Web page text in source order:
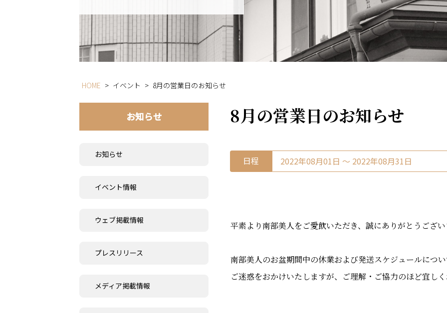
HOME > イベント > 8月の営業日のお知らせ
お知らせ
お知らせ
イベント情報
ウェブ掲載情報
プレスリリース
メディア掲載情報
8月の営業日のお知らせ
日程 2022年08月01日 〜 2022年08月31日
平素より南部美人をご愛飲いただき、誠にありがとうござ
南部美人のお盆期間中の休業および発送スケジュールにつ
ご迷惑をおかけいたしますが、ご理解・ご協力のほど宜し